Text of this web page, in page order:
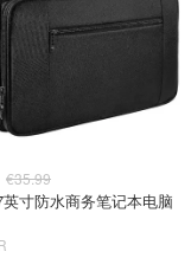
€35.99
寸防水商务笔记本电脑